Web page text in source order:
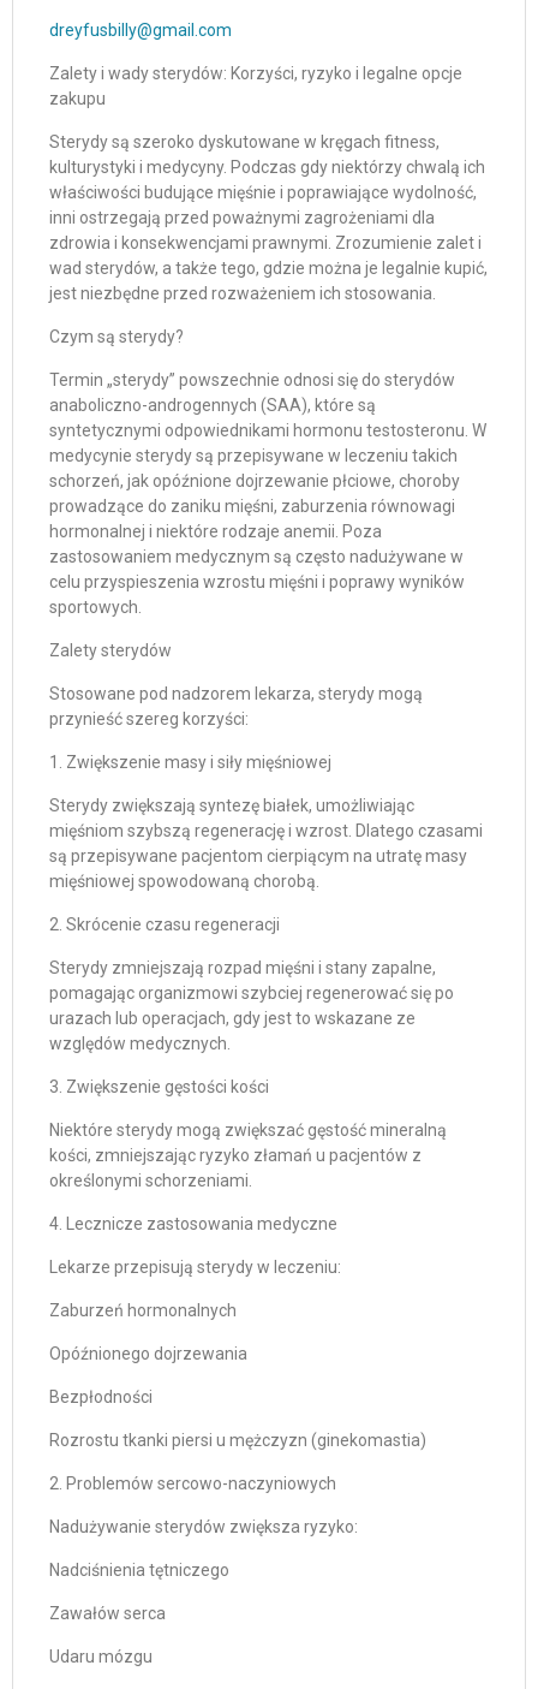
dreyfusbilly@gmail.com
Zalety i wady sterydów: Korzyści, ryzyko i legalne opcje
zakupu
Sterydy są szeroko dyskutowane w kręgach fitness,
kulturystyki i medycyny. Podczas gdy niektórzy chwalą ich
właściwości budujące mięśnie i poprawiające wydolność,
inni ostrzegają przed poważnymi zagrożeniami dla
zdrowia i konsekwencjami prawnymi. Zrozumienie zalet i
wad sterydów, a także tego, gdzie można je legalnie kupić,
jest niezbędne przed rozważeniem ich stosowania.
Czym są sterydy?
Termin „sterydy” powszechnie odnosi się do sterydów
anaboliczno-androgennych (SAA), które są
syntetycznymi odpowiednikami hormonu testosteronu. W
medycynie sterydy są przepisywane w leczeniu takich
schorzeń, jak opóźnione dojrzewanie płciowe, choroby
prowadzące do zaniku mięśni, zaburzenia równowagi
hormonalnej i niektóre rodzaje anemii. Poza
zastosowaniem medycznym są często nadużywane w
celu przyspieszenia wzrostu mięśni i poprawy wyników
sportowych.
Zalety sterydów
Stosowane pod nadzorem lekarza, sterydy mogą
przynieść szereg korzyści:
1. Zwiększenie masy i siły mięśniowej
Sterydy zwiększają syntezę białek, umożliwiając
mięśniom szybszą regenerację i wzrost. Dlatego czasami
są przepisywane pacjentom cierpiącym na utratę masy
mięśniowej spowodowaną chorobą.
2. Skrócenie czasu regeneracji
Sterydy zmniejszają rozpad mięśni i stany zapalne,
pomagając organizmowi szybciej regenerować się po
urazach lub operacjach, gdy jest to wskazane ze
względów medycznych.
3. Zwiększenie gęstości kości
Niektóre sterydy mogą zwiększać gęstość mineralną
kości, zmniejszając ryzyko złamań u pacjentów z
określonymi schorzeniami.
4. Lecznicze zastosowania medyczne
Lekarze przepisują sterydy w leczeniu:
Zaburzeń hormonalnych
Opóźnionego dojrzewania
Bezpłodności
Rozrostu tkanki piersi u mężczyzn (ginekomastia)
2. Problemów sercowo-naczyniowych
Nadużywanie sterydów zwiększa ryzyko:
Nadciśnienia tętniczego
Zawałów serca
Udaru mózgu